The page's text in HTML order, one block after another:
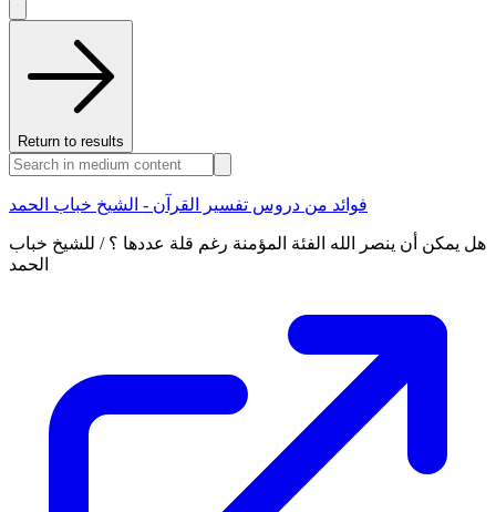
Return to results
فوائد من دروس تفسير القرآن - الشيخ خباب الحمد
هل يمكن أن ينصر الله الفئة المؤمنة رغم قلة عددها ؟ / للشيخ خباب
الحمد